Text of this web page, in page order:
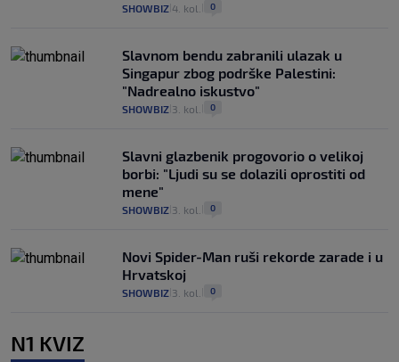
SHOWBIZ 4. kol. 0
Slavnom bendu zabranili ulazak u
Singapur zbog podrške Palestini:
"Nadrealno iskustvo"
SHOWBIZ 3. kol. 0
Slavni glazbenik progovorio o velikoj
borbi: "Ljudi su se dolazili oprostiti od
mene"
SHOWBIZ 3. kol. 0
Novi Spider-Man ruši rekorde zarade i u
Hrvatskoj
SHOWBIZ 3. kol. 0
N1 KVIZ